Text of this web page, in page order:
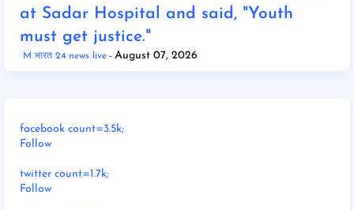
at Sadar Hospital and said, "Youth
must get justice."
M भारत 24 news live August 07, 2026
facebook count=3.5k;
Follow
twitter count=1.7k;
Follow